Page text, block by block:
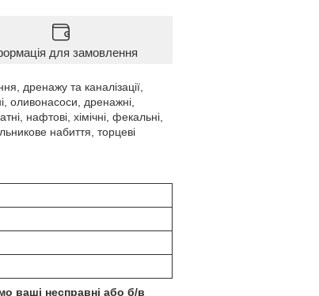
для замовлення
дренажу та каналізації,
оливонасоси, дренажні,
нафтові, хімічні, фекальні,
набиття, торцеві
ваші несправні або б/в